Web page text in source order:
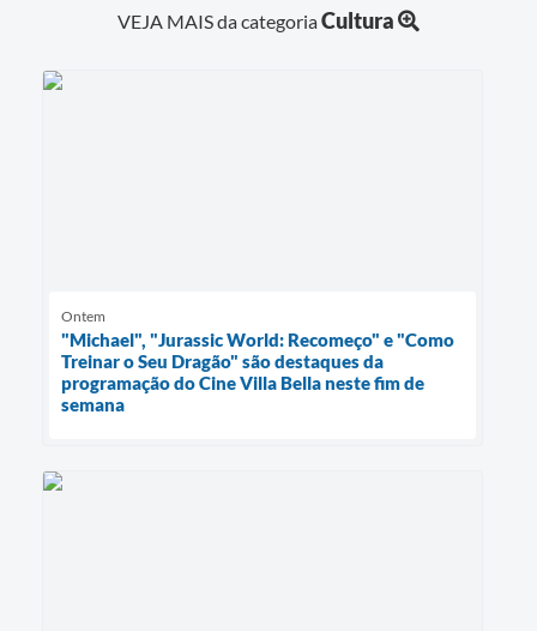
VEJA MAIS da categoriaCultura
Ontem
"Michael", "Jurassic World: Recomeço" e "Como
Treinar o Seu Dragão" são destaques da
programação do Cine Villa Bella neste fim de
semana